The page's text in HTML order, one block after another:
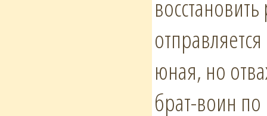
юная, но
брат-воин